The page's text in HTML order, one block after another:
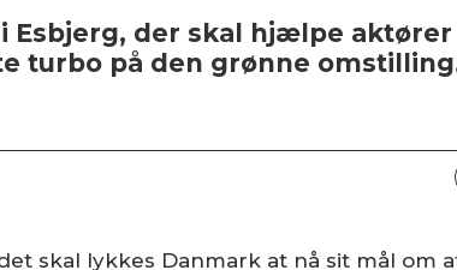
Esbjerg, der skal hjælpe
turbo på den grønne
skal lykkes Danmark at nå sit mål om